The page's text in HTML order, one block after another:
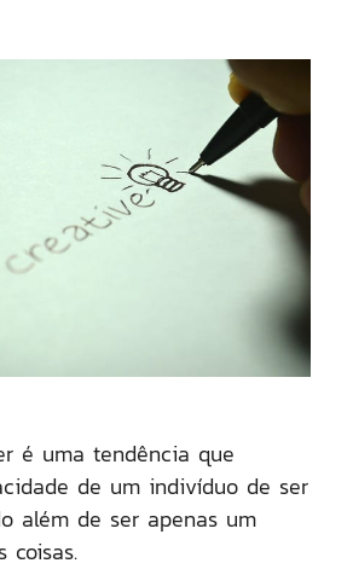
é uma tendência que
de um indivíduo de ser
além de ser apenas um
coisas.